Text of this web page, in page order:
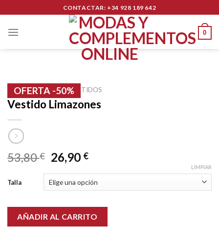
content
CONTACTAR: +34 928 189 642
0
OFERTA -50%
INICIO / TEXTIL / VESTIDOS
Vestido Limazones
53,80€ 26,90 €
Talla
LIMPIAR
AÑADIR AL CARRITO